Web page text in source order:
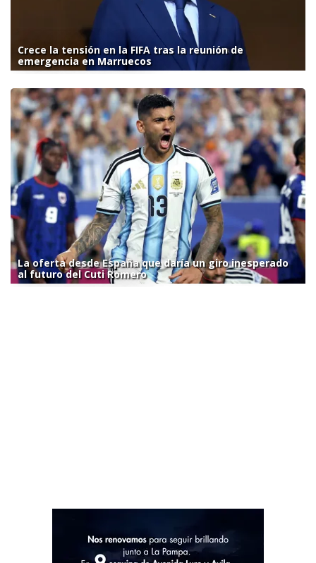
Crece la tensión en la FIFA tras la reunión de
emergencia en Marruecos
La oferta desde España que daría un giro inesperado
al futuro del Cuti Romero